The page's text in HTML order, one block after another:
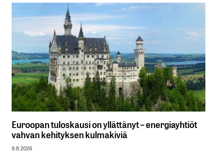
Euroopan tuloskausi on yllättänyt – energiayhtiöt
vahvan kehityksen kulmakiviä
9.8.2026